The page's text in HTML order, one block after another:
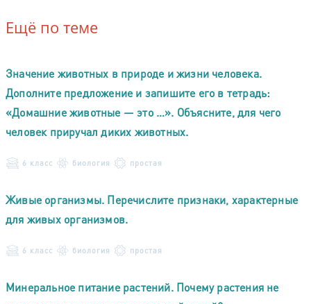
Ещё по теме
Значение животных в природе и жизни человека.
Дополните предложение и запишите его в тетрадь:
«Домашние животные — это …». Объясните, для чего
человек приручал диких животных.
6 класс биология простая
Живые организмы. Перечислите признаки, характерные
для живых организмов.
6 класс биология простая
Минеральное питание растений. Почему растения не